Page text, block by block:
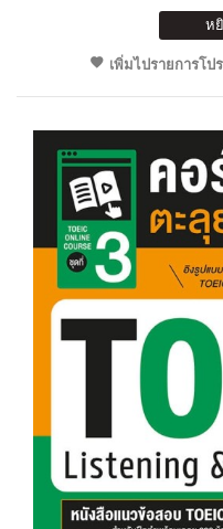
ห
เพิ่มไปรายการโป